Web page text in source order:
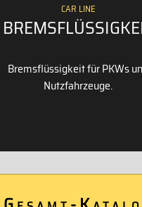
CAR LINE
Bremsflüssigkeit für PKWs
Nutzfahrzeuge.